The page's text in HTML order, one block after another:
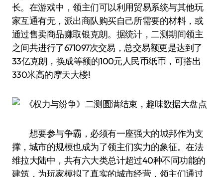
长。在游戏中，领主们可以利用贸易系统与其他玩
家互通有无，派出商队购买自己所需要的材料，或
通过售卖商品赚取银克朗。据统计，二测期间领主
之间共进行了671097次交易，总交易额更是达到了
33亿克朗，换成等额的100元人民币纸币，可搭出
330米高的摩天大楼!
想要参与争霸，必须有一座强大的城邦作为支
撑，城市的规模也成为了领主们实力的象征。在法
维拉大陆中，共有六大类总计超过40种不同功能的
建筑，为玩家模拟了真实的城市经营，领主们通过